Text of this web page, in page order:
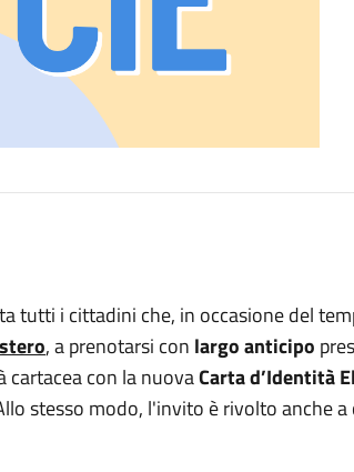
tutti i cittadini che, in occasione del
, a prenotarsi con largo anticipo
cartacea con la nuovaCarta d’Identità
stesso modo, l'invito è rivolto anche